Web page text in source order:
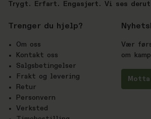
Trygt. Erfart. Engasjert. Vi ses
Trenger du hjelp?
Om oss
Kontakt oss
Salgsbetingelser
Frakt og levering
Retur
Personvern
Verksted
Vær
om